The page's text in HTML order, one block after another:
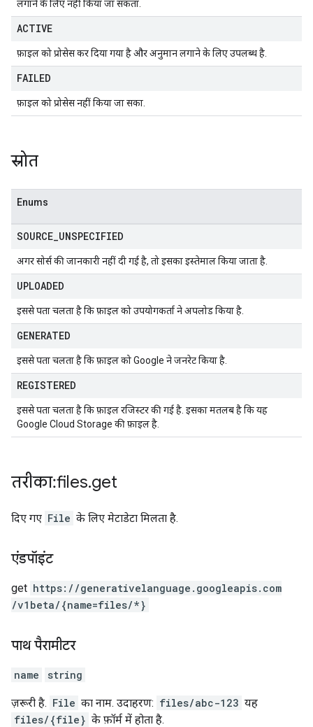
लगाने के लिए नहीं किया जा सकता.
ACTIVE
फ़ाइल को प्रोसेस कर दिया गया है और अनुमान लगाने के लिए उपलब्ध है.
FAILED
फ़ाइल को प्रोसेस नहीं किया जा सका.
स्रोत
Enums
SOURCE UNSPECIFIED
अगर सोर्स की जानकारी नहीं दी गई है, तो इसका इस्तेमाल किया जाता है.
UPLOADED
इससे पता चलता है कि फ़ाइल को उपयोगकर्ता ने अपलोड किया है.
GENERATED
इससे पता चलता है कि फ़ाइल को Google ने जनरेट किया है.
REGISTERED
इससे पता चलता है कि फ़ाइल रजिस्टर की गई है. इसका मतलब है कि यह
Google Cloud Storage की फ़ाइल है.
तरीका: files.get
दिए गए File के लिए मेटाडेटा मिलता है.
एंडपॉइंट
get https: / /generativelanguage.googleapis.com
/v1beta/{name=files/*}
पाथ पैरामीटर
name string
ज़रूरी है. File का नाम. उदाहरण: files/abc-123 यह
files/{file} के फ़ॉर्म में होता है.